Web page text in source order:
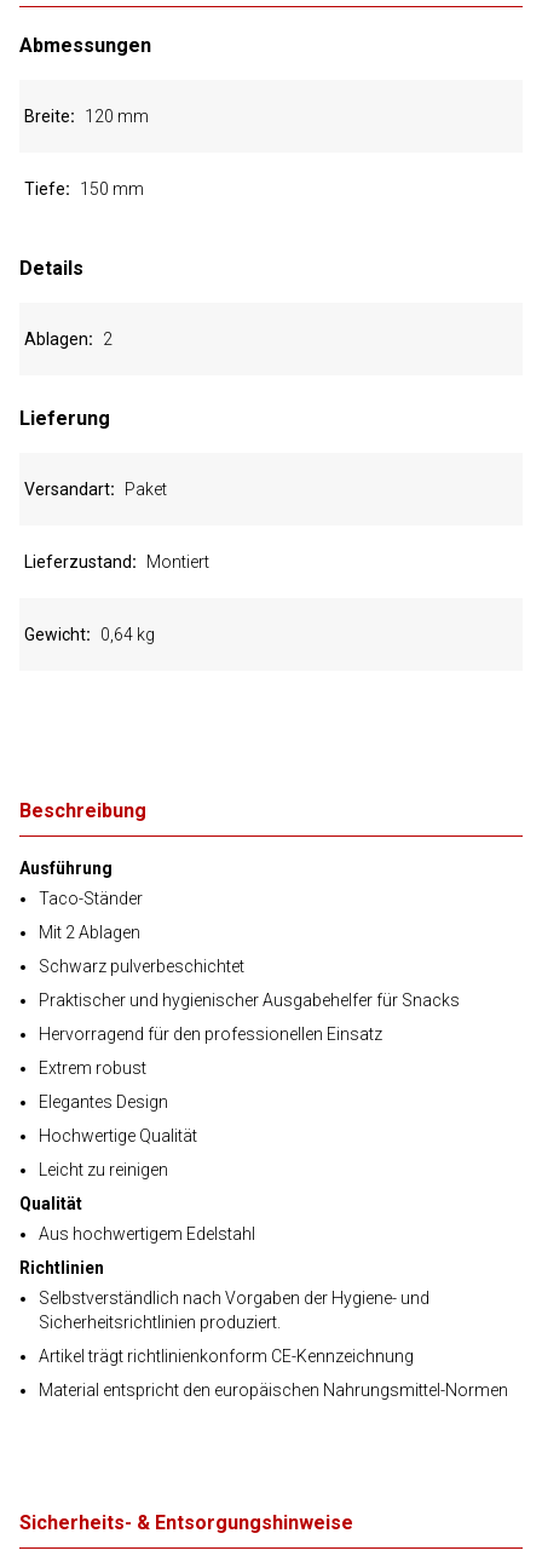
Beschreibung
Ausführung
Taco-Ständer
Mit 2 Ablagen
Schwarz pulverbeschichtet
Praktischer und hygienischer Ausgabehelfer für Snacks
Hervorragend für den professionellen Einsatz
Extrem robust
Elegantes Design
Hochwertige Qualität
Leicht zu reinigen
Qualität
Aus hochwertigem Edelstahl
Richtlinien
Selbstverständlich nach Vorgaben der Hygiene- und
Sicherheitsrichtlinien produziert.
Artikel trägt richtlinienkonform CE-Kennzeichnung
Material entspricht den europäischen Nahrungsmittel-Normen
Abmessungen
Breite 120 mm
Tiefe 150 mm
Details
Ablagen 2
Lieferung
Versandart Paket
Lieferzustand Montiert
Gewicht 0,64 kg
Sicherheits- & Entsorgungshinweise